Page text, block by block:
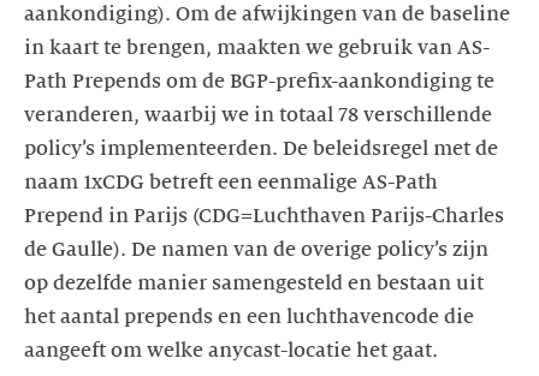
aankondiging). Om de afwijkingen van de baseline
in kaart te brengen, maakten we gebruik van AS-
Path Prepends om de BGP-prefix-aankondiging te
veranderen, waarbij we in totaal 78 verschillende
policy’s implementeerden. De beleidsregel met de
naam 1xCDG betreft een eenmalige AS-Path
Prepend in Parijs (CDG=Luchthaven Parijs-Charles
de Gaulle). De namen van de overige policy’s zijn
op dezelfde manier samengesteld en bestaan uit
het aantal prepends en een luchthavencode die